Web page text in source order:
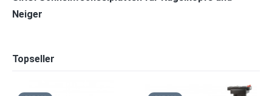
Neiger
Topseller